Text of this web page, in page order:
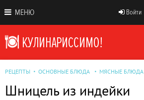
МЕНЮ Войти
РЕЦЕПТЫ ОСНОВНЫЕ БЛЮДА МЯСНЫЕ БЛЮДА
Шницель из индейки